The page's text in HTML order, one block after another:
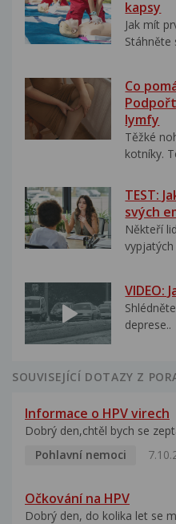
kapsy
Jak mít
Stáhněte
Co
lymfy
Těžké
kotníky.
TEST:
svých
Někteří
vypjatých
VIDEO:
deprese..
SOUVISEJÍCÍ DOTAZY Z
Informace o HPV virech
Dobrý den,chtěl bych se
Pohlavní nemoci
Očkování na HPV
Dobrý den, do kolika let se